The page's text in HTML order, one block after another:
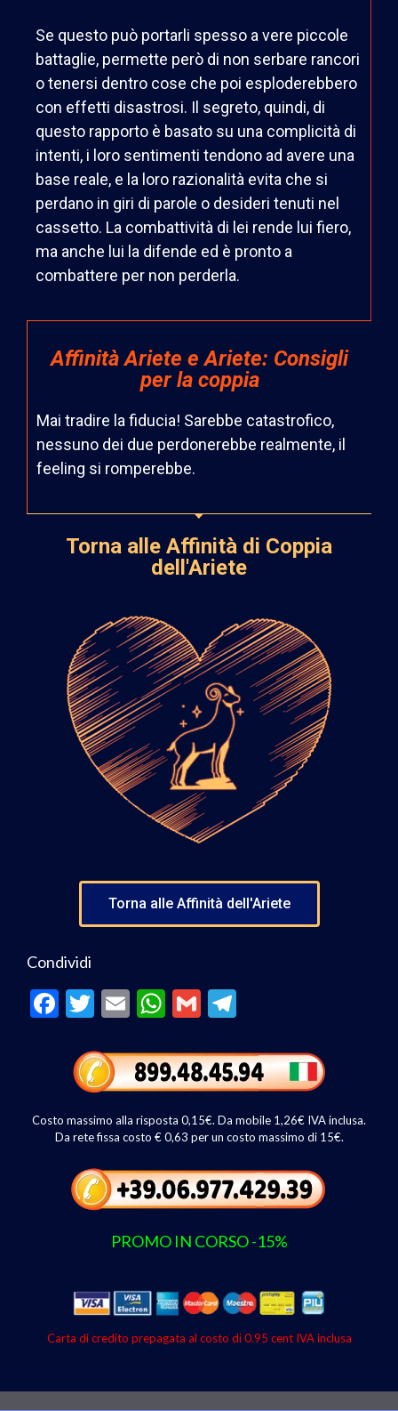
Se questo può portarli spesso a vere piccole
battaglie, permette però di non serbare rancori
o tenersi dentro cose che poi esploderebbero
con effetti disastrosi. Il segreto, quindi, di
questo rapporto è basato su una complicità di
intenti, i loro sentimenti tendono ad avere una
base reale, e la loro razionalità evita che si
perdano in giri di parole o desideri tenuti nel
cassetto. La combattività di lei rende lui fiero,
ma anche lui la difende ed è pronto a
combattere per non perderla.
Affinità Ariete e Ariete: Consigli
per la coppia
Mai tradire la fiducia! Sarebbe catastrofico,
nessuno dei due perdonerebbe realmente, il
feeling si romperebbe.
Torna alle Affinità di Coppia
dell'Ariete
Torna alle Affinità dell'Ariete
Condividi
F
o
o
k
T
itt
er
E
ai
l
W
at
s
A
p
p
G
ai
l
e
gr
a
m
Costo massimo alla risposta 0,15€. Da mobile 1,26€ IVA inclusa.
Da rete fissa costo € 0,63 per un costo massimo di 15€.
PROMO IN CORSO -15%
Carta di credito prepagata al costo di 0.95 cent IVA inclusa